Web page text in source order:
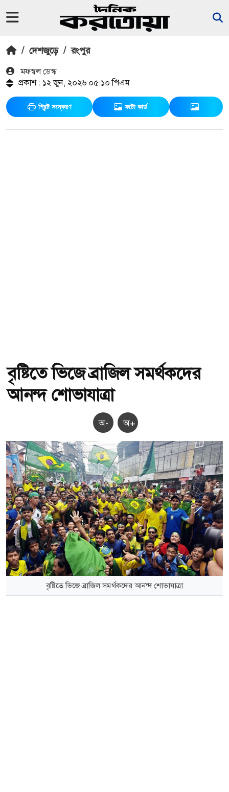
/ দেশজুড়ে / রংপুর
মফস্বল ডেস্ক
প্রকাশ : ১২ জুন, ২০২৬ ০৫:১০ পিএম
প্রিন্ট সংস্করণ ফটো কার্ড
বৃষ্টিতে ভিজে ব্রাজিল সমর্থকদের
আনন্দ শোভাযাত্রা
অ- অ+
বৃষ্টিতে ভিজে ব্রাজিল সমর্থকদের আনন্দ শোভাযাত্রা